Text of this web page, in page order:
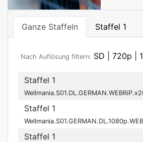
Ganze Staffeln Staffel 1
Nach Auflösung filtern: SD 720p
Staffel 1
Staffel 1
Staffel 1